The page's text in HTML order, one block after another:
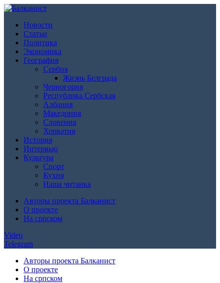
Новости
Статьи
Политика
Экономика
География
Сербия
Жизнь Белграда
Черногория
Республика Сербская
Албания
Македония
Словения
Хорватия
История
Интервью
Культура
Спорт
Кухня
Наша читанка
Авторы проекта Балканист
О проекте
На српском
Video
Telegram
Авторы проекта Балканист
О проекте
На српском